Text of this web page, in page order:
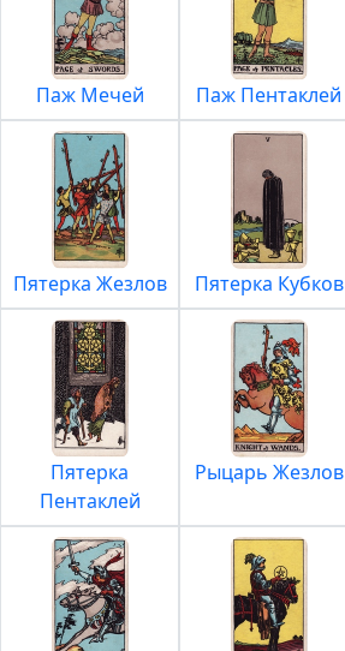
Паж Мечей Паж Пентаклей
Пятерка Жезлов Пятерка Кубков
Пятерка
Пентаклей
Рыцарь Жезлов